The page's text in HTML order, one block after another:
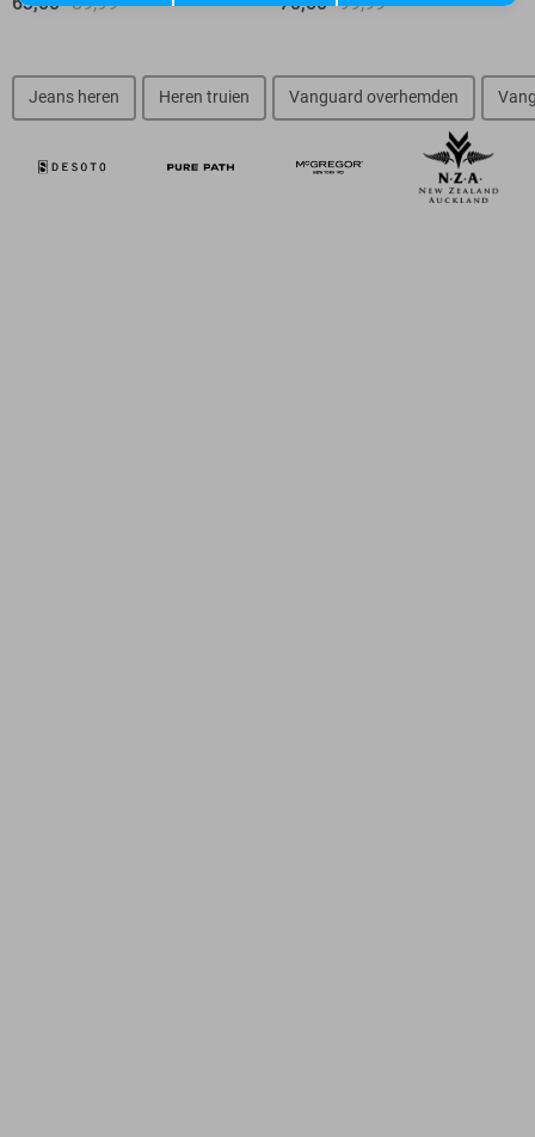
Jeans heren Heren truien Vanguard overhemden